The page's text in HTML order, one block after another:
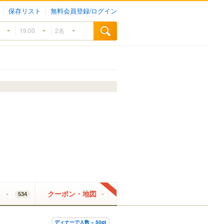
保存リスト 無料会員登録/ログイン
534 クーポン・地図
ディナーで人数 × 50pt